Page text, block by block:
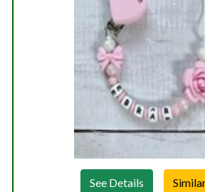
See Details